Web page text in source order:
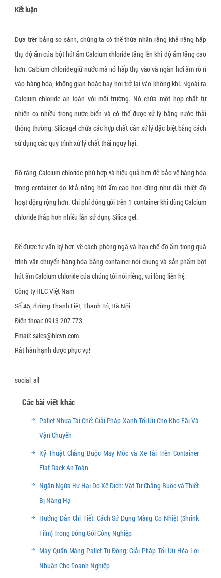
Kết luận
Dựa trên bảng so sánh, chúng ta có thể thừa nhận rằng khả năng hấp
thụ độ ẩm của bột hút ẩm Calcium chloride tăng lên khi độ ẩm tăng cao
hơn. Calcium chloride giữ nước mà nó hấp thụ vào và ngăn hơi ẩm rò rỉ
vào hàng hóa, không gian hoặc bay hơi trở lại vào không khí. Ngoài ra
Calcium chloride an toàn với môi trường. Nó chứa một hợp chất tự
nhiên có nhiều trong nước biển và có thể được xử lý bằng nước thải
thông thường. Silicagel chứa các hợp chất cần xử lý đặc biệt bằng cách
sử dụng các quy trình xử lý chất thải nguy hại.
Rõ ràng, Calcium chloride phù hợp và hiệu quả hơn đẻ bảo vệ hàng hóa
trong container do khả năng hút ẩm cao hơn cũng như dải nhiệt độ
hoạt động rộng hơn. Chi phí đóng gói trên 1 container khi dùng Calcium
chloride thấp hơn nhiều lần sử dụng Silica gel.
Để được tư vấn kỹ hơn về cách phòng ngà và hạn chế độ ẩm trong quá
trình vận chuyển hàng hóa bằng container nói chung và sản phẩm bột
hút ẩm Calcium chloride của chúng tôi nói riềng, vui lòng liên hệ:
Công ty HLC Việt Nam
Số 45, đường Thanh Liệt, Thanh Trì, Hà Nội
Điện thoại: 0913 207 773
Email: sales@hlcvn.com
Rất hân hạnh được phục vụ!
social_all
Các bài viết khác
Pallet Nhựa Tái Chế: Giải Pháp Xanh Tối Ưu Cho Kho Bãi Và
Vận Chuyển
Kỹ Thuật Chằng Buộc Máy Móc và Xe Tải Trên Container
Flat Rack An Toàn
Ngăn Ngừa Hư Hại Do Xê Dịch: Vật Tư Chằng Buộc và Thiết
Bị Nâng Hạ
Hướng Dẫn Chi Tiết: Cách Sử Dụng Màng Co Nhiệt (Shrink
Film) Trong Đóng Gói Công Nghiệp
Máy Quấn Màng Pallet Tự Động: Giải Pháp Tối Ưu Hóa Lợi
Nhuận Cho Doanh Nghiệp